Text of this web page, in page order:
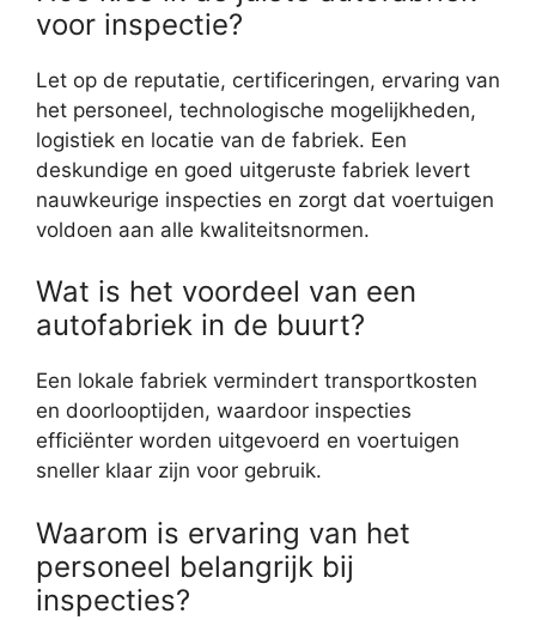
voor inspectie?
Let op de reputatie, certificeringen, ervaring van
het personeel, technologische mogelijkheden,
logistiek en locatie van de fabriek. Een
deskundige en goed uitgeruste fabriek levert
nauwkeurige inspecties en zorgt dat voertuigen
voldoen aan alle kwaliteitsnormen.
Wat is het voordeel van een
autofabriek in de buurt?
Een lokale fabriek vermindert transportkosten
en doorlooptijden, waardoor inspecties
efficiënter worden uitgevoerd en voertuigen
sneller klaar zijn voor gebruik.
Waarom is ervaring van het
personeel belangrijk bij
inspecties?